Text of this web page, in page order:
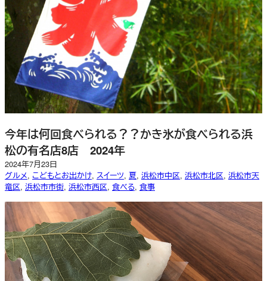
今年は何回食べられる？？かき氷が食べられる浜
松の有名店8店 2024年
2024年7月23日
グルメ, こどもとお出かけ, スイーツ, 夏, 浜松市中区, 浜松市北区, 浜松市天
竜区, 浜松市市街, 浜松市西区, 食べる, 食事